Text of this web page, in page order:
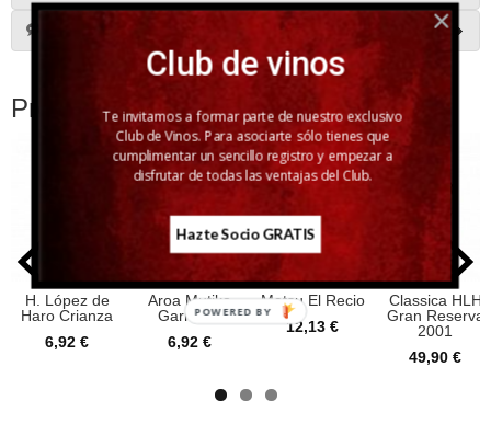
Productos Relacionados
H. López de
Haro Crianza
6,92 €
Aroa Mutiko
Garnatxa
6,92 €
Matsu El Recio
12,13 €
Classica HLH
Gran Reserva
2001
49,90 €
Club de vinos
Te invitamos a formar parte de nuestro exclusivo
Club de Vinos. Para asociarte sólo tienes que
cumplimentar un sencillo registro y empezar a
disfrutar de todas las ventajas del Club.
Hazte Socio GRATIS
POWERED BY